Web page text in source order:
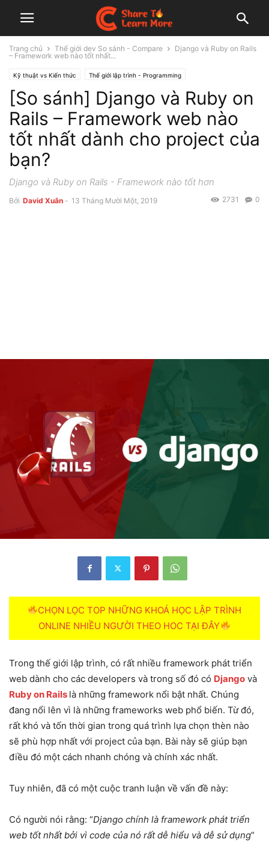
Trang chủ Thế giới dev So sánh - Compare
Django và Ruby on Rails
– Framework web nào tốt nhất...
Kỹ thuật vs Kiến thức Thế giới lập trình - Programming
Thế giới dev Backend - BE Thế giới dev Frontend - FE Web
Thế giới dev So sánh - Compare
[So sánh] Django và Ruby on
Rails – Framework web nào
tốt nhất dành cho project của
bạn?
Django và Ruby on Rails - Framework nào tốt hơn
Bởi David Xuân - 13 Tháng Mười Một, 2019 0
2731
CHỌN LỌC TOP NHỮNG KHOÁ HỌC LẬP TRÌNH
ONLINE NHIỀU NGƯỜI THEO HOC TẠI ĐÂY
Trong thế giới lập trình, có rất nhiều framework phát triển
web dành cho các developers và trong số đó có Django và
Ruby on Rails là những framework nổi bật nhất. Chúng
đang nổi lên vì là những frameworks web phổ biến. Từ đó,
rất khó và tốn thời gian trong quá trình lựa chọn thèn nào
sẽ phù hợp nhất với project của bạn. Bài này sẽ giúp bạn
điều đó một cách nhanh chóng và chính xác nhất.
Tuy nhiên, đã có một cuộc tranh luận về vấn đề này:
Có người nói rằng: “Django chính là framework phát triển
web tốt nhất bởi vì code của nó rất dễ hiểu và dễ sử dụng”